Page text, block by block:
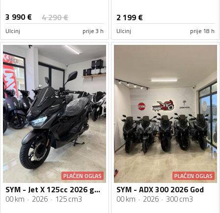
3 990€ 4 290€
Ulcinj prije 3 h
2 199 €
Ulcinj prije 18 h
PLAĆEN OGLAS
SYM - Jet X 125cc 2026 godiste Vodeno Hladjenje Nove Boje
00 km 2026 125 cm3
PLAĆEN OGLAS
SYM - ADX 300 2026 God
00 km 2026 300 cm3